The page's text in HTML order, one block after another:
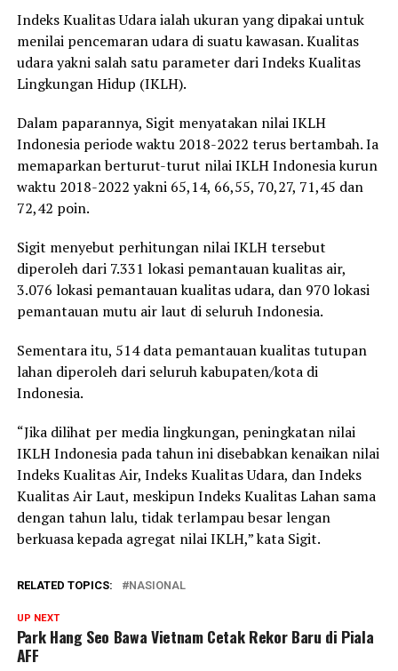
Indeks Kualitas Udara ialah ukuran yang dipakai untuk
menilai pencemaran udara di suatu kawasan. Kualitas
udara yakni salah satu parameter dari Indeks Kualitas
Lingkungan Hidup (IKLH).
Dalam paparannya, Sigit menyatakan nilai IKLH
Indonesia periode waktu 2018-2022 terus bertambah. Ia
memaparkan berturut-turut nilai IKLH Indonesia kurun
waktu 2018-2022 yakni 65,14, 66,55, 70,27, 71,45 dan
72,42 poin.
Sigit menyebut perhitungan nilai IKLH tersebut
diperoleh dari 7.331 lokasi pemantauan kualitas air,
3.076 lokasi pemantauan kualitas udara, dan 970 lokasi
pemantauan mutu air laut di seluruh Indonesia.
Sementara itu, 514 data pemantauan kualitas tutupan
lahan diperoleh dari seluruh kabupaten/kota di
Indonesia.
“Jika dilihat per media lingkungan, peningkatan nilai
IKLH Indonesia pada tahun ini disebabkan kenaikan nilai
Indeks Kualitas Air, Indeks Kualitas Udara, dan Indeks
Kualitas Air Laut, meskipun Indeks Kualitas Lahan sama
dengan tahun lalu, tidak terlampau besar lengan
berkuasa kepada agregat nilai IKLH,” kata Sigit.
RELATED TOPICS: NASIONAL
UP NEXT
Park Hang Seo Bawa Vietnam Cetak Rekor Baru di Piala
AFF